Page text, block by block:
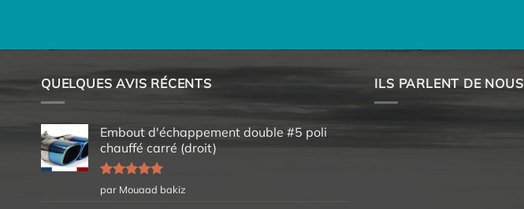
QUELQUES AVIS RÉCENTS
Embout d'échappement double #5 poli
chauffé carré (droit)
Note5sur
5
par Mouaad bakiz
ILS PARLENT DE NOUS